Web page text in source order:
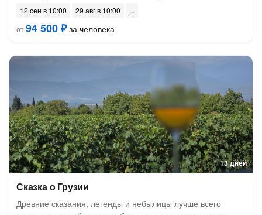
12 сен в 10:00
29 авг в 10:00
от94 500 ₽за человека
13 дней
Сказка о Грузии
Древние сказания, легенды и небылицы лучше всего